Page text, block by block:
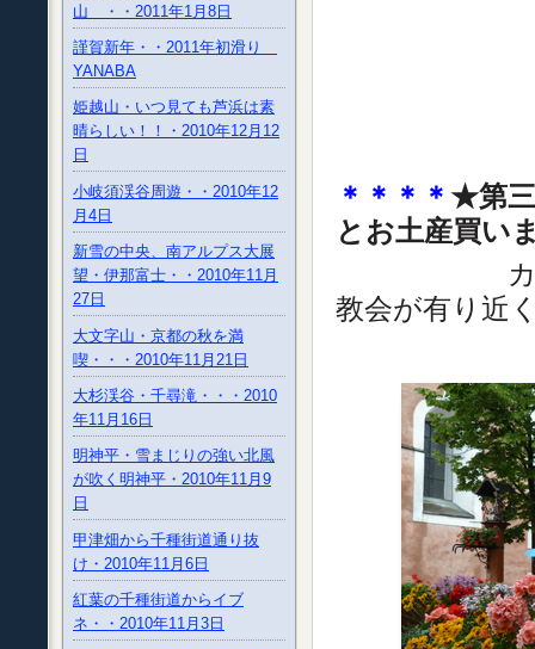
山 ・・2011年1月8日
謹賀新年・・2011年初滑り
YANABA
姫越山・いつ見ても芦浜は素
晴らしい！！・2010年12月12
日
小岐須渓谷周遊・・2010年12
月4日
新雪の中央、南アルプス大展
望・伊那富士・・2010年11月
27日
大文字山・京都の秋を満
喫・・・2010年11月21日
大杉渓谷・千尋滝・・・2010
年11月16日
明神平・雪まじりの強い北風
が吹く明神平・2010年11月9
日
甲津畑から千種街道通り抜
け・2010年11月6日
紅葉の千種街道からイブ
ネ・・2010年11月3日
＊＊＊＊ ★第三
とお土産買
カステロ
教会が有り近